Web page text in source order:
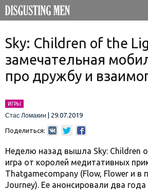
Sky: Children of the
замечательная
про дружбу и
ИГРЫ
Стас Ломакин
29.07.2019
Поделиться:
Неделю назад вышла Sky: Children
игра от королей медитативных
Thatgamecompany (Flow, Flower и в
Journey). Ее анонсировали два года